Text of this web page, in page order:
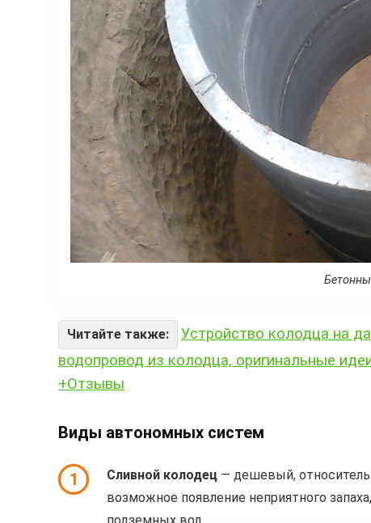
Читайте также:
Устройство колодца на
водопровод из колодца, оригинальные
+Отзывы
Виды автономных систем
1 Сливной колодец — дешевый,
возможное появление неприятного
подземных вод